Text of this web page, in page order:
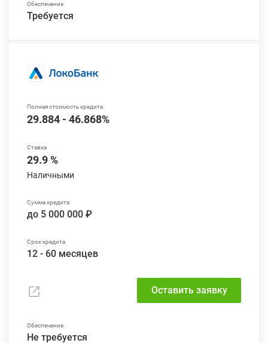
Требуется
29.884 - 46.868%
29.9 %
Наличными
до 5 000 000 ₽
12 - 60 месяцев
Не требуется
Оставить заявку